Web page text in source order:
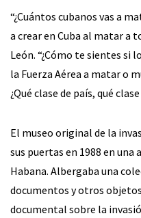
“¿Cuántos cubanos vas a
a crear en Cuba al matar a
León. “¿Cómo te sientes si
la Fuerza Aérea a matar o
¿Qué clase de país, qué
El museo original de la
sus puertas en 1988 en una
Habana. Albergaba una
documentos y otros
documental sobre la